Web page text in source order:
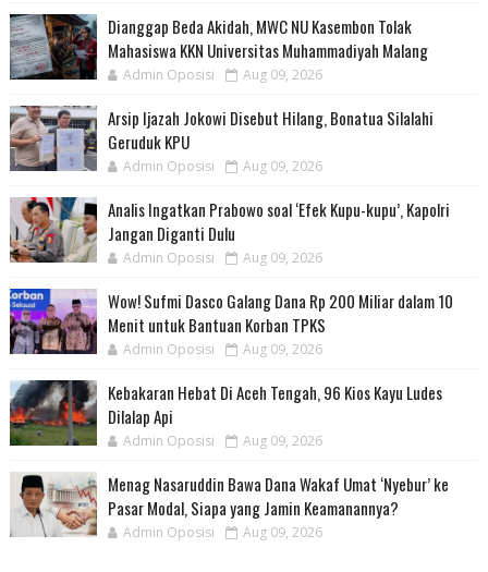
Dianggap Beda Akidah, MWC NU Kasembon Tolak
Mahasiswa KKN Universitas Muhammadiyah Malang
Admin Oposisi Aug 09, 2026
Arsip Ijazah Jokowi Disebut Hilang, Bonatua Silalahi
Geruduk KPU
Admin Oposisi Aug 09, 2026
Analis Ingatkan Prabowo soal ‘Efek Kupu-kupu’, Kapolri
Jangan Diganti Dulu
Admin Oposisi Aug 09, 2026
Wow! Sufmi Dasco Galang Dana Rp 200 Miliar dalam 10
Menit untuk Bantuan Korban TPKS
Admin Oposisi Aug 09, 2026
Kebakaran Hebat Di Aceh Tengah, 96 Kios Kayu Ludes
Dilalap Api
Admin Oposisi Aug 09, 2026
Menag Nasaruddin Bawa Dana Wakaf Umat ‘Nyebur’ ke
Pasar Modal, Siapa yang Jamin Keamanannya?
Admin Oposisi Aug 09, 2026